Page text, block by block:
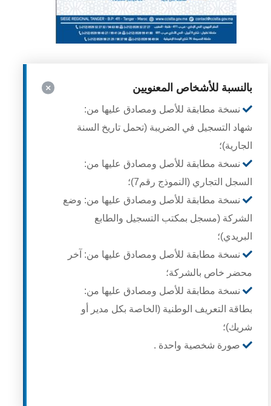
بالنسبة للأشخاص المعنويين
نسخة مطابقة للأصل ومصادق عليها من:
شهاد التسجيل في الضريبة (تحمل تاريخ السنة
الجارية)؛
نسخة مطابقة للأصل ومصادق عليها من:
السجل التجاري (النموذج رقم7)؛
نسخة مطابقة للأصل ومصادق عليها من: وضع
الشركة (مسجل بمكتب التسجيل والطابع
البريدي)؛
نسخة مطابقة للأصل ومصادق عليها من: آخر
محضر خاص بالشركة؛
نسخة مطابقة للأصل ومصادق عليها من:
بطاقة التعريف الوطنية (الخاصة بكل مدير أو
شريك)؛
صورة شخصية واحدة .